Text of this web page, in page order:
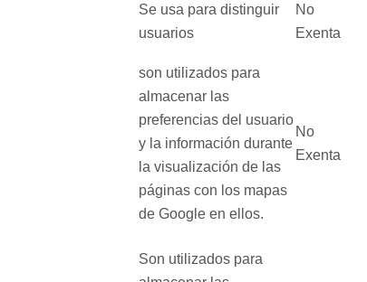
Se usa para distinguir
usuarios
No
Exenta
son utilizados para
almacenar las
preferencias del usuario
y la información durante
la visualización de las
páginas con los mapas
de Google en ellos.
No
Exenta
Son utilizados para